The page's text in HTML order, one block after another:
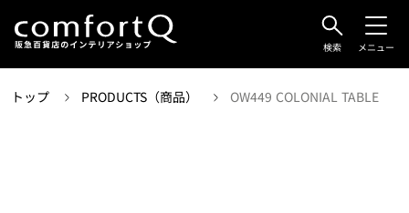
検索 メニュー
トップ PRODUCTS（商品） OW449 COLONIAL TABLE